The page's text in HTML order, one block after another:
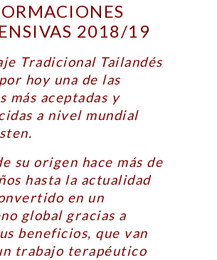
2018/19
Tradicional Tailandés
hoy una de las
más aceptadas y
a nivel mundial
su origen hace más de
hasta la actualidad
en un
global gracias a
beneficios, que van
trabajo terapéutico